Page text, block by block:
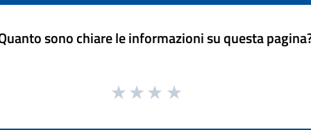
sono chiare le informazioni su questa